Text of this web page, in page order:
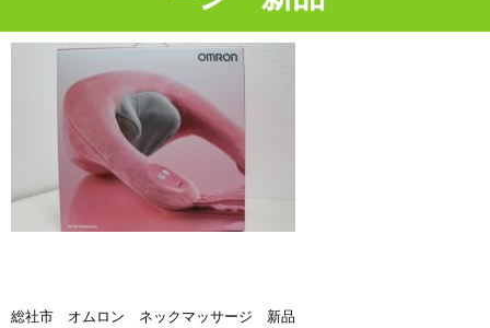
総社市 オムロン ネックマッサージ 新品